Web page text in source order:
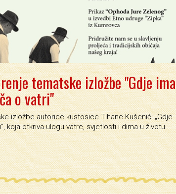
tematske izložbe "Gdje ima
o vatri"
izložbe autorice kustosice Tihane Kušenić: „Gdje
koja otkriva ulogu vatre, svjetlosti i dima u životu